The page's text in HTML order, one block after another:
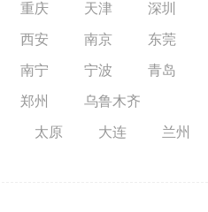
重庆 天津 深圳
西安 南京 东莞
南宁 宁波 青岛
郑州 乌鲁木齐
太原 大连 兰州